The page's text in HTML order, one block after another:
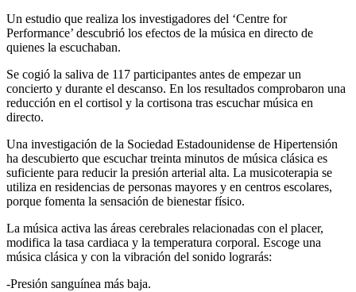
Un estudio que realiza los investigadores del ‘Centre for
Performance’ descubrió los efectos de la música en directo de
quienes la escuchaban.
Se cogió la saliva de 117 participantes antes de empezar un
concierto y durante el descanso. En los resultados comprobaron una
reducción en el cortisol y la cortisona tras escuchar música en
directo.
Una investigación de la Sociedad Estadounidense de Hipertensión
ha descubierto que escuchar treinta minutos de música clásica es
suficiente para reducir la presión arterial alta. La musicoterapia se
utiliza en residencias de personas mayores y en centros escolares,
porque fomenta la sensación de bienestar físico.
La música activa las áreas cerebrales relacionadas con el placer,
modifica la tasa cardiaca y la temperatura corporal. Escoge una
música clásica y con la vibración del sonido lograrás:
-Presión sanguínea más baja.